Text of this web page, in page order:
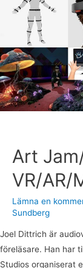
Art
VR/AR/
Lämna en
Sundberg
Joel Dittrich är
föreläsare. Han har
Studios organiserat
Jam/Hackaton
VR/AR/MR
i
Sthlm
22
April